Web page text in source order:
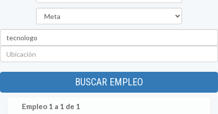
BUSCAR EMPLEO
Empleo 1 a 1 de 1